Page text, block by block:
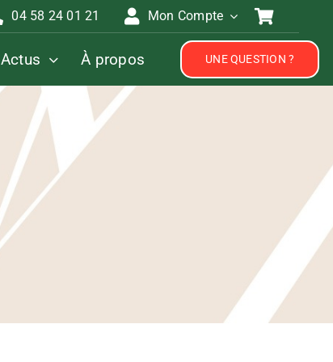
04 58 24 01 21 Mon Compte
Actus À propos UNE QUESTION ?